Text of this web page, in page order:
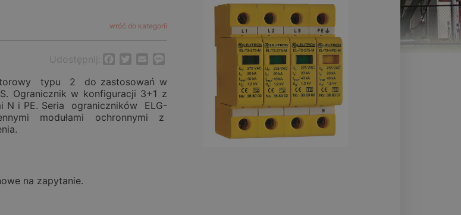
wróć do kategorii
Udostępnij: Facebook
Twitter
Email
typu 2 do zastosowań w
Ogranicznik w konfiguracji 3+1 z
N i PE. Seria ograniczników ELG-
modułami ochronnymi z
na zapytanie.